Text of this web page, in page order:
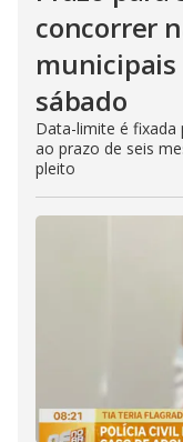
concorrer
sábado
Data-limite é fixada
ao prazo de seis
pleito